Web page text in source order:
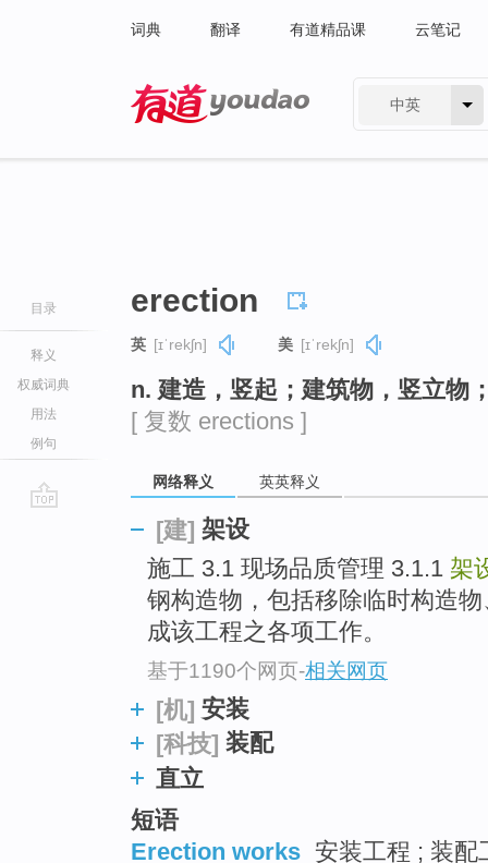
词典 翻译 有道精品课 云笔记
中英
目录
释义
权威词典
用法
例句
erection
英 [ɪˈrekʃn] 美 [ɪˈrekʃn]
n. 建造，竖起；建筑物，竖立物
[ 复数 erections ]
网络释义 英英释义
[建] 架设
施工 3.1 现场品质管理 3.1.1 架
钢构造物，包括移除临时构造
成该工程之各项工作。
基于1190个网页-相关网页
[机] 安装
[科技] 装配
直立
短语
Erection works 安装工程 ; 装配